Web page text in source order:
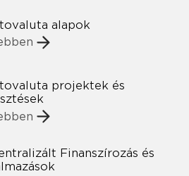
alapok
projektek és
Finanszírozás és